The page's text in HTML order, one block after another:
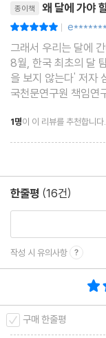
종이책 왜 달에 가야
|
그래서 우리는 달에 간다 곽
8월, 한국 최초의 달
을 보지 않는다' 저자
국천문연구원 책임연
리와 관련되어 요즘
곽재식 박사다. TV에
1명이 이 리뷰를 추천합니다.
한줄평 (16건)
작성 시 유의사항
구매 한줄평